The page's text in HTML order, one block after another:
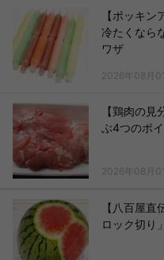
【ポッキ
冷たくなら
ワザ
2026年08月01
【鶏肉の
ぶ4つのポ
2026年08月01
【八百屋
ロック切り